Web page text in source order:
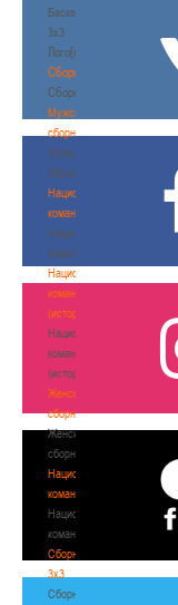
Баскетбол
3х3
Лого[modid=121]
Сборные
Сборные
Мужские
сборные
Мужские
сборные
Национальная
команда
Национальная
команда
Национальная
команда
(история)
Национальная
команда
(история)
Женские
сборные
Женские
сборные
Национальная
команда
Национальная
команда
Сборные
3х3
Сборные